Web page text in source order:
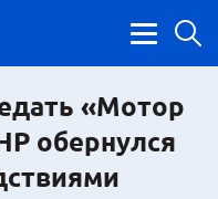
«Мотор
обернулся